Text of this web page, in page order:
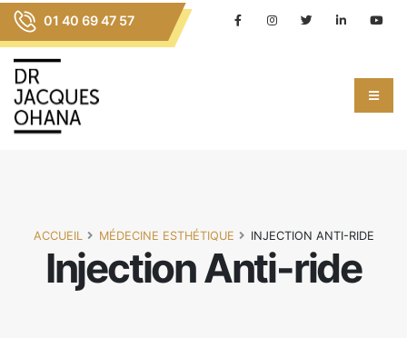
01 40 69 47 57
Injection Anti-ride
ACCUEIL MÉDECINE ESTHÉTIQUE INJECTION ANTI-RIDE